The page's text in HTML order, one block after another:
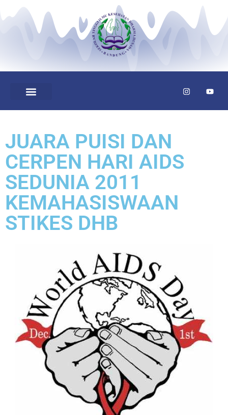
JUARA PUISI DAN
CERPEN HARI AIDS
SEDUNIA 2011
KEMAHASISWAAN
STIKES DHB